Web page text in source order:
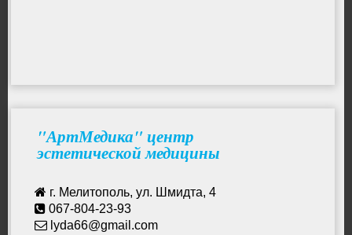
Мезотерапия
Спа процедуры
"АртМедика" центр
эстетической медицины
г. Мелитополь, ул. Шмидта, 4
067-804-23-93
lyda66@gmail.com